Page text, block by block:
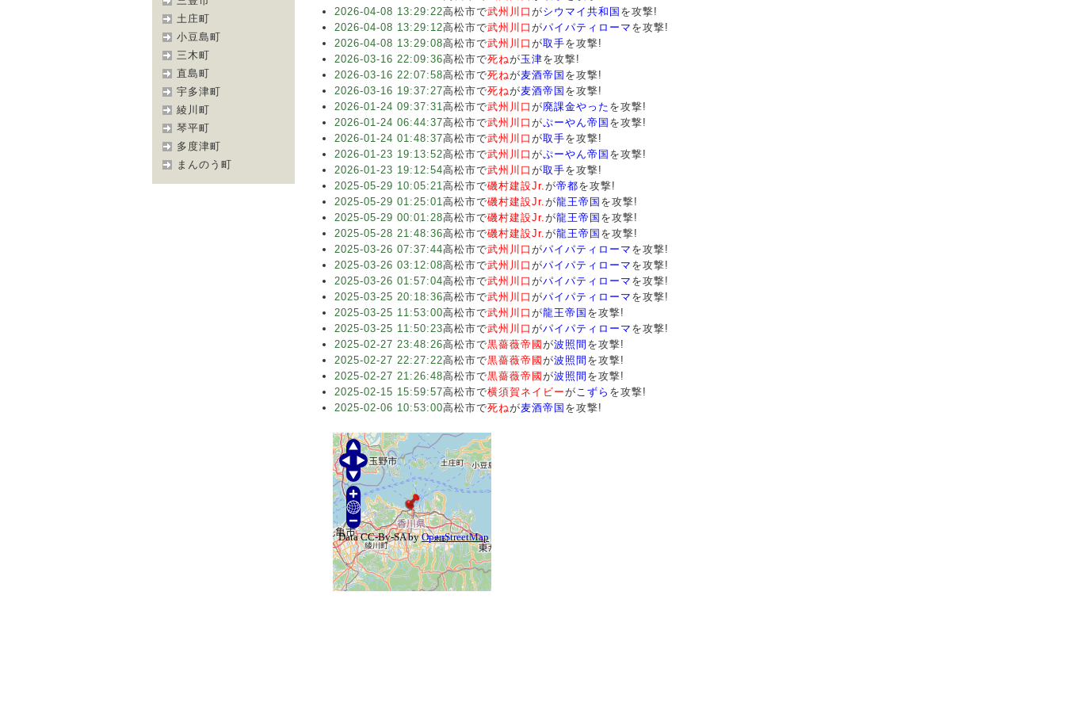
土庄町
小豆島町
三木町
直島町
宇多津町
綾川町
琴平町
多度津町
まんのう町
2026-04-08 13:29:22高松市で武州川口 がシウマイ共和国 を攻撃!
2026-04-08 13:29:12高松市で武州川口 がパイパティローマ を攻撃!
2026-04-08 13:29:08高松市で武州川口 が取手を攻撃!
2026-03-16 22:09:36高松市で死ねが玉津を攻撃!
2026-03-16 22:07:58高松市で死ねが麦酒帝国 を攻撃!
2026-03-16 19:37:27高松市で死ねが麦酒帝国 を攻撃!
2026-01-24 09:37:31高松市で武州川口 が廃課金やった を攻撃!
2026-01-24 06:44:37高松市で武州川口 がぷーやん帝国 を攻撃!
2026-01-24 01:48:37高松市で武州川口 が取手を攻撃!
2026-01-23 19:13:52高松市で武州川口 がぷーやん帝国 を攻撃!
2026-01-23 19:12:54高松市で武州川口 が取手を攻撃!
2025-05-29 10:05:21高松市で磯村建設Jr.が帝都を攻撃!
2025-05-29 01:25:01高松市で磯村建設Jr.が龍王帝国 を攻撃!
2025-05-29 00:01:28高松市で磯村建設Jr.が龍王帝国 を攻撃!
2025-05-28 21:48:36高松市で磯村建設Jr.が龍王帝国 を攻撃!
2025-03-26 07:37:44高松市で武州川口 がパイパティローマ を攻撃!
2025-03-26 03:12:08高松市で武州川口 がパイパティローマ を攻撃!
2025-03-26 01:57:04高松市で武州川口 がパイパティローマ を攻撃!
2025-03-25 20:18:36高松市で武州川口 がパイパティローマ を攻撃!
2025-03-25 11:53:00高松市で武州川口 が龍王帝国 を攻撃!
2025-03-25 11:50:23高松市で武州川口 がパイパティローマ を攻撃!
2025-02-27 23:48:26高松市で黒薔薇帝國 が波照間 を攻撃!
2025-02-27 22:27:22高松市で黒薔薇帝國 が波照間 を攻撃!
2025-02-27 21:26:48高松市で黒薔薇帝國 が波照間 を攻撃!
2025-02-15 15:59:57高松市で横須賀ネイビーがこずら を攻撃!
2025-02-06 10:53:00高松市で死ねが麦酒帝国 を攻撃!